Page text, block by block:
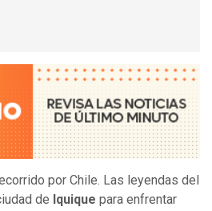
por Chile. Las leyendas del
de Iquique para enfrentar